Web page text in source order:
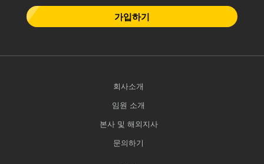
가입하기
회사소개
임원 소개
본사 및 해외지사
문의하기